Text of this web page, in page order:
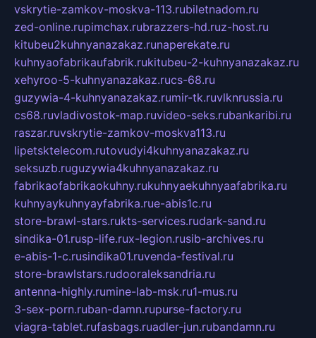
vskrytie-zamkov-moskva-113.rubiletnadom.ru
zed-online.rupimchax.rubrazzers-hd.ruz-host.ru
kitubeu2kuhnyanazakaz.runaperekate.ru
kuhnyaofabrikaufabrik.rukitubeu-2-kuhnyanazakaz.ru
xehyroo-5-kuhnyanazakaz.rucs-68.ru
guzywia-4-kuhnyanazakaz.rumir-tk.ruvlknrussia.ru
cs68.ruvladivostok-map.ruvideo-seks.rubankaribi.ru
raszar.ruvskrytie-zamkov-moskva113.ru
lipetsktelecom.rutovudyi4kuhnyanazakaz.ru
seksuzb.ruguzywia4kuhnyanazakaz.ru
fabrikaofabrikaokuhny.rukuhnyaekuhnyaafabrika.ru
kuhnyaykuhnyayfabrika.rue-abis1c.ru
store-brawl-stars.rukts-services.rudark-sand.ru
sindika-01.rusp-life.rux-legion.rusib-archives.ru
e-abis-1-c.rusindika01.ruvenda-festival.ru
store-brawlstars.rudooraleksandria.ru
antenna-highly.rumine-lab-msk.ru1-mus.ru
3-sex-porn.ruban-damn.rupurse-factory.ru
viagra-tablet.rufasbags.ruadler-jun.rubandamn.ru